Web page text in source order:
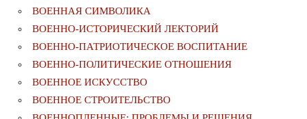
ВОЕННАЯ СИМВОЛИКА
ВОЕННО-ИСТОРИЧЕСКИЙ ЛЕКТОРИЙ
ВОЕННО-ПАТРИОТИЧЕСКОЕ ВОСПИТАНИЕ
ВОЕННО-ПОЛИТИЧЕСКИE ОТНОШЕНИЯ
ВОЕННОЕ ИСКУССТВО
ВОЕННОЕ СТРОИТЕЛЬСТВО